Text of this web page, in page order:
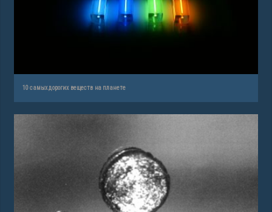
10 самых дорогих веществ на планете